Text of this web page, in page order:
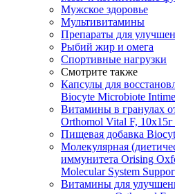
Мужское здоровье
Мультивитамины
Препараты для
Рыбий жир и омега
Спортивные нагрузки
Смотрите также
Капсулы для
Biocyte Microbiote
Витамины в гранулах
Orthomol Vital F,
Пищевая добавка
Молекулярная
иммунитета Orising
Molecular System
Витамины для